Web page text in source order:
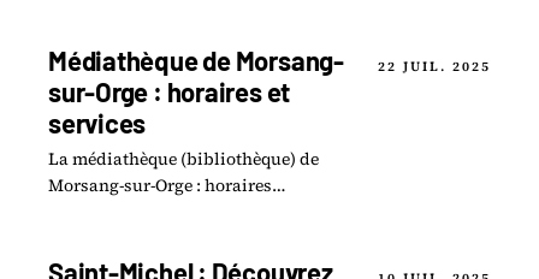
Médiathèque de Morsang-
sur-Orge : horaires et
services
La médiathèque (bibliothèque) de
Morsang-sur-Orge : horaires
22 JUIL. 2025
Saint-Michel : Découvrez